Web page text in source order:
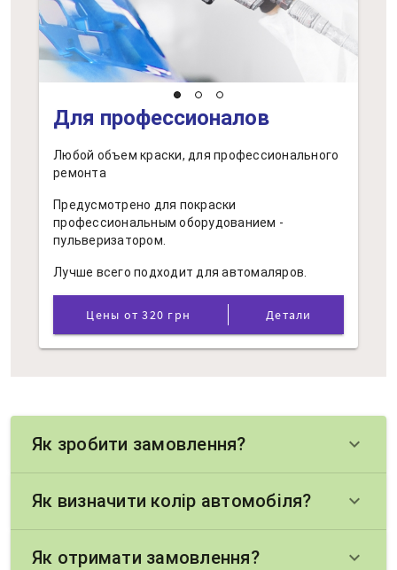
Для профессионалов
Любой объем краски, для профессионального
ремонта
Предусмотрено для покраски
профессиональным оборудованием -
пульверизатором.
Лучше всего подходит для автомаляров.
Цены от 320 грн Детали
Як зробити замовлення? keyboard_arrow_down
Як визначити колір автомобіля? keyboard_arrow_down
Як отримати замовлення? keyboard_arrow_down